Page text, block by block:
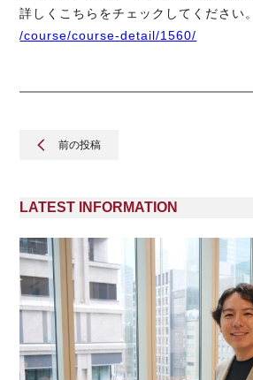
詳しくこちらをチェックしてください。
/course/course-detail/1560/
前の投稿
LATEST INFORMATION